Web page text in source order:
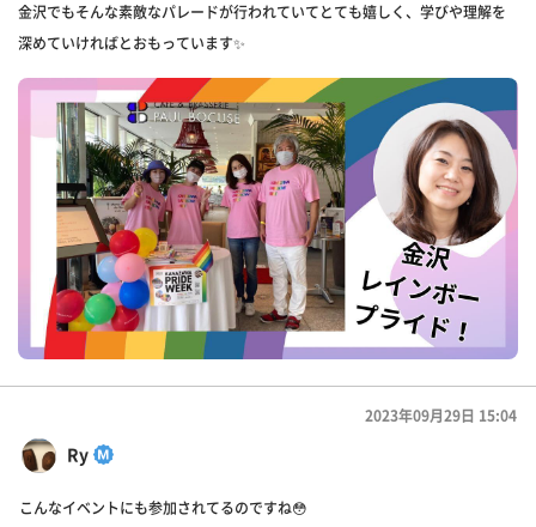
金沢でもそんな素敵なパレードが行われていてとても嬉しく、学びや理解を
深めていければとおもっています✨
Ry
2023年09月29日 15:04
こんなイベントにも参加されてるのですね😳